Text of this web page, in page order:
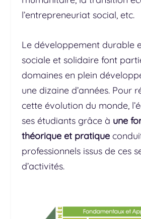
l’entrepreneuriat social, etc.
Le développement durable
sociale et solidaire font
domaines en plein
une dizaine d’années. Pour
cette évolution du monde,
ses étudiants grâce à une
théorique et pratique
professionnels issus de ces
d’activités.